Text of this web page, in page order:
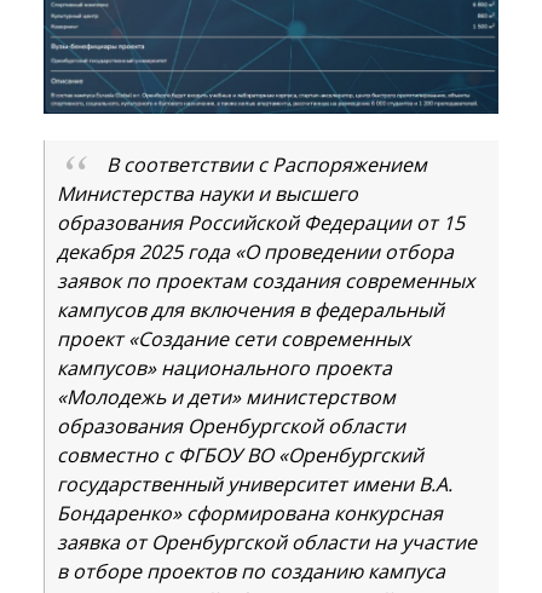
В соответствии с Распоряжением
Министерства науки и высшего
образования Российской Федерации от 15
декабря 2025 года «О проведении отбора
заявок по проектам создания современных
кампусов для включения в федеральный
проект «Создание сети современных
кампусов» национального проекта
«Молодежь и дети» министерством
образования Оренбургской области
совместно с ФГБОУ ВО «Оренбургский
государственный университет имени В.А.
Бондаренко» сформирована конкурсная
заявка от Оренбургской области на участие
в отборе проектов по созданию кампуса